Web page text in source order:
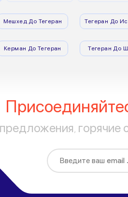
Мешхед До Тегеран Тегеран До
Керман До Тегеран Тегеран До
горячие